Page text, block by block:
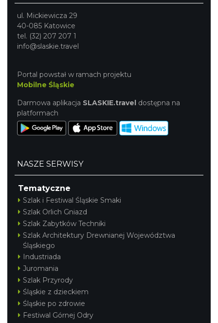
ul. Mickiewicza 29
40-085 Katowice
tel. (32) 207 207 1
info@slaskie.travel
Portal powstał w ramach projektu
Mobilne Śląskie
Darmowa aplikacja SLASKIE.travel dostępna na
platformach
NASZE SERWISY
Tematyczne
Szlak i Festiwal Śląskie Smaki
Szlak Orlich Gniazd
Szlak Zabytków Techniki
Szlak Architektury Drewnianej Województwa
Śląskiego
Industriada
Juromania
Szlak Przyrody
Śląskie z dzieckiem
Śląskie po zdrowie
Festiwal Górnej Odry